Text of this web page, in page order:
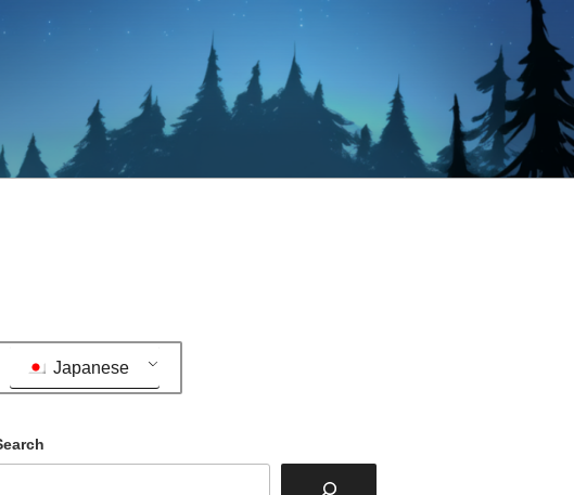
Japanese